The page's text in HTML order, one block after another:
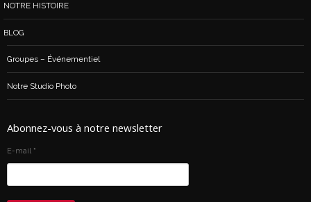
NOTRE HISTOIRE
BLOG
Groupes – Événementiel
Notre Studio Photo
Abonnez-vous à notre newsletter
E-mail *